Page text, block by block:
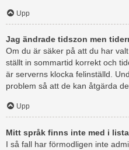
Upp
Jag ändrade tidszon men
Om du är säker på att du har
ställt in sommartid korrekt och
är serverns klocka felinställd.
problem så att de kan åtgärda
Upp
Mitt språk finns inte med i
I så fall har förmodligen inte